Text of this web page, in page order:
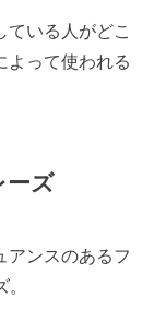
ている人がどこ
よって使われる
ーズ
アンスのあるフ